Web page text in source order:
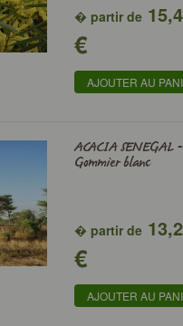
� partir de
€
AJOUTER AU
ACACIA SENEGAL -
Gommier blanc
� partir de
€
AJOUTER AU